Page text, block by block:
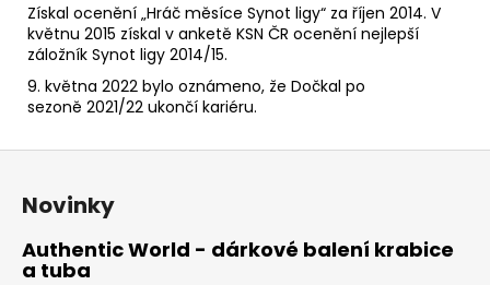
Získal ocenění „Hráč měsíce Synot ligy“ za říjen 2014. V
květnu 2015 získal v anketě KSN ČR ocenění nejlepší
záložník Synot ligy 2014/15.
9. května 2022 bylo oznámeno, že Dočkal po
sezoně 2021/22 ukončí kariéru.
Z
Novinky
Authentic World - dárkové balení krabice
a tuba